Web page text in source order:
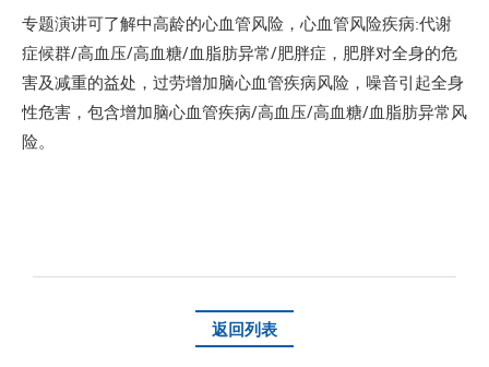
专题演讲可了解中高龄的心血管风险，心血管风险疾病:代谢
症候群/高血压/高血糖/血脂肪异常/肥胖症，肥胖对全身的危
害及减重的益处，过劳增加脑心血管疾病风险，噪音引起全身
性危害，包含增加脑心血管疾病/高血压/高血糖/血脂肪异常风
险。
返回列表